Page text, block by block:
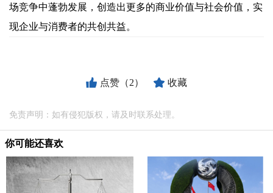
场竞争中蓬勃发展，创造出更多的商业价值与社会价值，实
现企业与消费者的共创共益。
点赞（2） 收藏
免责声明：如有侵犯版权，请及时联系处理。
你可能还喜欢